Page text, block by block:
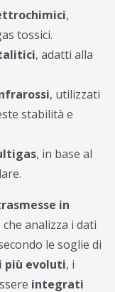
,
tossici.
, adatti alla
, utilizzati
stabilità e
, in base al
in
analizza i dati
le soglie di
più evoluti, i
integrati